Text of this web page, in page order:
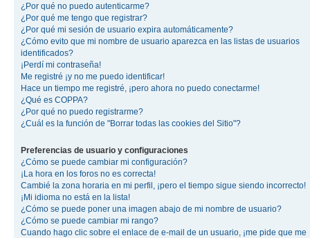
¿Por qué no puedo autenticarme?
¿Por qué me tengo que registrar?
¿Por qué mi sesión de usuario expira automáticamente?
¿Cómo evito que mi nombre de usuario aparezca en las listas de usuarios
identificados?
¡Perdí mi contraseña!
Me registré ¡y no me puedo identificar!
Hace un tiempo me registré, ¡pero ahora no puedo conectarme!
¿Qué es COPPA?
¿Por qué no puedo registrarme?
¿Cuál es la función de "Borrar todas las cookies del Sitio"?
Preferencias de usuario y configuraciones
¿Cómo se puede cambiar mi configuración?
¡La hora en los foros no es correcta!
Cambié la zona horaria en mi perfil, ¡pero el tiempo sigue siendo incorrecto!
¡Mi idioma no está en la lista!
¿Cómo se puede poner una imagen abajo de mi nombre de usuario?
¿Cómo se puede cambiar mi rango?
Cuando hago clic sobre el enlace de e-mail de un usuario, ¡me pide que me